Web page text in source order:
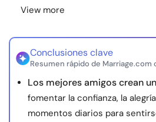
© Copyright 2026. Todos los
View more
Conclusiones clave
Resumen rápido de Marriage.com
Los mejores amigos crean
fomentar la confianza, la
momentos diarios para